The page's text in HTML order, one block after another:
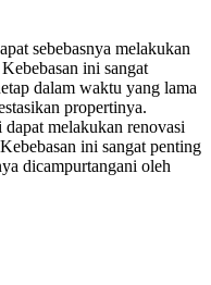
sebebasnya melakukan
ini sangat
dalam waktu yang lama
propertinya.
melakukan renovasi
ini sangat penting
dicampurtangani oleh